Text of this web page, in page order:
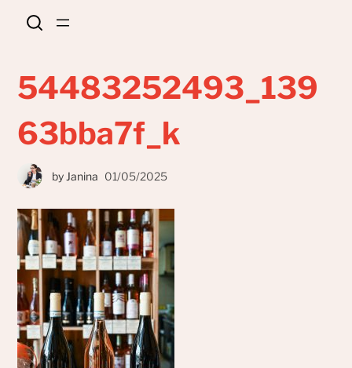
54483252493_139
63bba7f_k
by Janina 01/05/2025